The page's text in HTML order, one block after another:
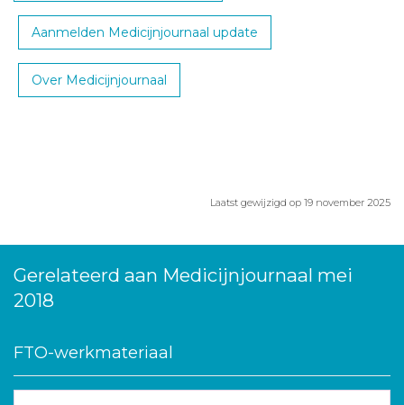
Aanmelden Medicijnjournaal update
Over Medicijnjournaal
Laatst gewijzigd op 19 november 2025
Gerelateerd aan Medicijnjournaal mei
2018
FTO-werkmateriaal